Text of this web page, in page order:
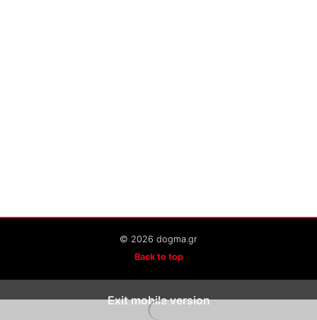
© 2026 dogma.gr
Back to top
Exit mobile version